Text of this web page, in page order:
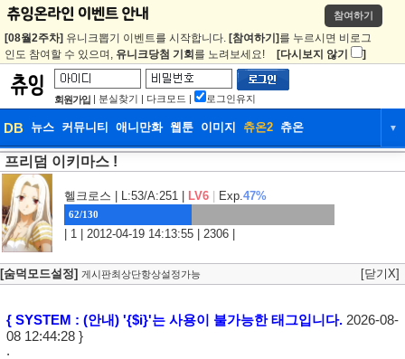
참여하기
[08월2주차] 유니크뽑기 이벤트를 시작합니다. [참여하기] 를 누르시면 비로그
인도 참여할 수 있으며, 유니크당첨 기회 를 노려보세요! [다시보지 않기 ]
회원가입 | 분실찾기 | 다크모드 | 로그인유지
DB 뉴스 커뮤니티 애니만화 웹툰 이미지 츄온2 츄온 ▼
DB
웹툰 이미지 츄온2
프리덤 이키마스 !
헬크로스 | L:53/A:251 | LV6 Exp.47%
62/130
| 1 | 2012-04-19 14:13:55 | 2306 |
[숨덕모드설정] 게시판최상단항상설정가능 [닫기X]
{ SYSTEM : (안내) '{$i}'는 사용이 불가능한 태그입니다.2026-08-
08 12:44:28 }
.